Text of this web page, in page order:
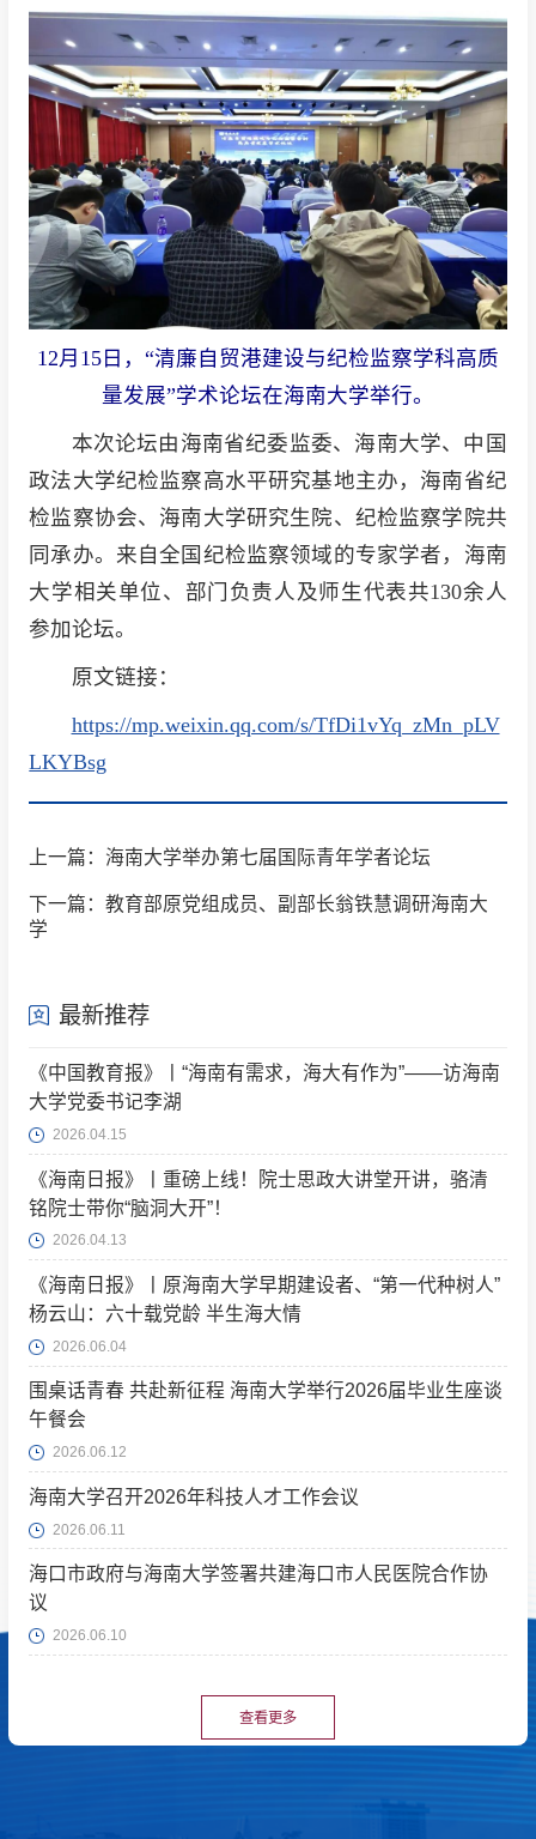
12月15日，“清廉自贸港建设与纪检监察学科高质
量发展”学术论坛在海南大学举行。
本次论坛由海南省纪委监委、海南大学、中国
政法大学纪检监察高水平研究基地主办，海南省纪
检监察协会、海南大学研究生院、纪检监察学院共
同承办。来自全国纪检监察领域的专家学者，海南
大学相关单位、部门负责人及师生代表共130余人
参加论坛。
原文链接：
https://mp.weixin.qq.com/s/TfDi1vYq_zMn_pLV
LKYBsg
上一篇：海南大学举办第七届国际青年学者论坛
下一篇：教育部原党组成员、副部长翁铁慧调研海南大
学
最新推荐
《中国教育报》丨“海南有需求，海大有作为”——访海南
大学党委书记李湖
2026.04.15
《海南日报》丨重磅上线！院士思政大讲堂开讲，骆清
铭院士带你“脑洞大开”！
2026.04.13
《海南日报》丨原海南大学早期建设者、“第一代种树人”
杨云山：六十载党龄 半生海大情
2026.06.04
围桌话青春 共赴新征程 海南大学举行2026届毕业生座谈
午餐会
2026.06.12
海南大学召开2026年科技人才工作会议
2026.06.11
海口市政府与海南大学签署共建海口市人民医院合作协
议
2026.06.10
查看更多